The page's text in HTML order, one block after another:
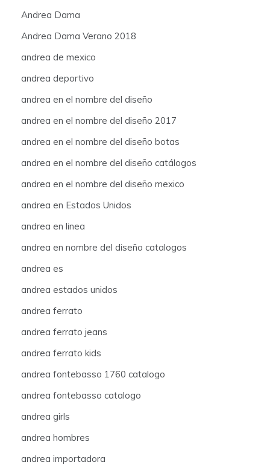
Andrea Dama
Andrea Dama Verano 2018
andrea de mexico
andrea deportivo
andrea en el nombre del diseño
andrea en el nombre del diseño 2017
andrea en el nombre del diseño botas
andrea en el nombre del diseño catálogos
andrea en el nombre del diseño mexico
andrea en Estados Unidos
andrea en linea
andrea en nombre del diseño catalogos
andrea es
andrea estados unidos
andrea ferrato
andrea ferrato jeans
andrea ferrato kids
andrea fontebasso 1760 catalogo
andrea fontebasso catalogo
andrea girls
andrea hombres
andrea importadora